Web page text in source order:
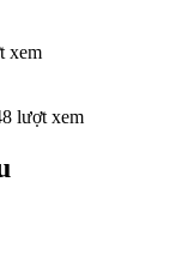
xem
lượt xem